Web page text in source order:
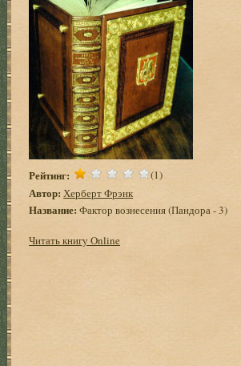
Рейтинг: (1)
Автор: Херберт Фрэнк
Название: Фактор вознесения (Пандора - 3)
Читать книгу Online